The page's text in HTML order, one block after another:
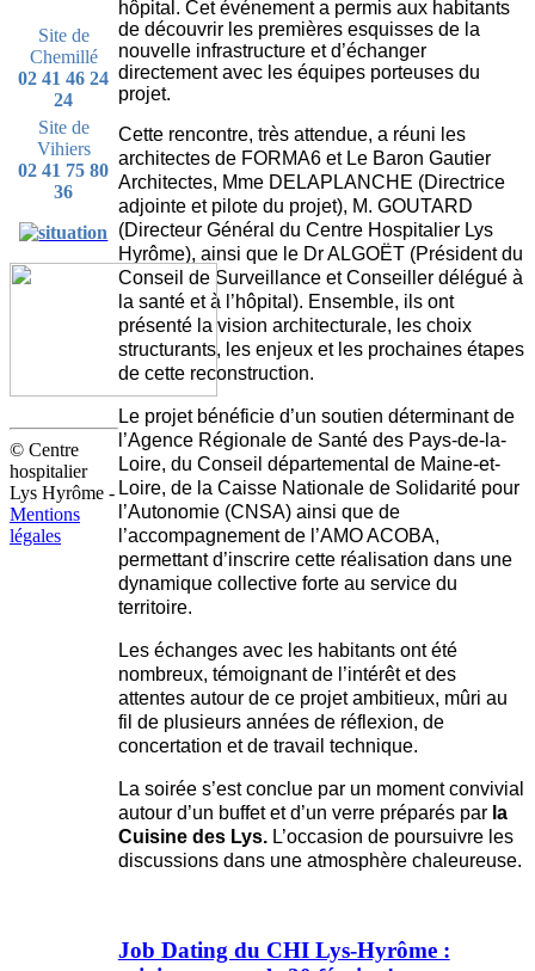
hôpital. Cet événement a permis aux habitants
de découvrir les premières esquisses de la
nouvelle infrastructure et d’échanger
directement avec les équipes porteuses du
projet.
Cette rencontre, très attendue, a réuni les
architectes de FORMA6 et Le Baron Gautier
Architectes, Mme DELAPLANCHE (Directrice
adjointe et pilote du projet), M. GOUTARD
(Directeur Général du Centre Hospitalier Lys
Hyrôme), ainsi que le Dr ALGOËT (Président du
Conseil de Surveillance et Conseiller délégué à
la santé et à l’hôpital). Ensemble, ils ont
présenté la vision architecturale, les choix
structurants, les enjeux et les prochaines étapes
de cette reconstruction.
Le projet bénéficie d’un soutien déterminant de
l’Agence Régionale de Santé des Pays-de-la-
Loire, du Conseil départemental de Maine-et-
Loire, de la Caisse Nationale de Solidarité pour
l’Autonomie (CNSA) ainsi que de
l’accompagnement de l’AMO ACOBA,
permettant d’inscrire cette réalisation dans une
dynamique collective forte au service du
territoire.
Les échanges avec les habitants ont été
nombreux, témoignant de l’intérêt et des
attentes autour de ce projet ambitieux, mûri au
fil de plusieurs années de réflexion, de
concertation et de travail technique.
La soirée s’est conclue par un moment convivial
autour d’un buffet et d’un verre préparés parla
Cuisine des Lys.L’occasion de poursuivre les
discussions dans une atmosphère chaleureuse.
Job Dating du CHI Lys-Hyrôme :
Site de
Chemillé
02 41 46 24
24
Site de
Vihiers
02 41 75 80
36
© Centre
hospitalier
Lys Hyrôme -
Mentions
légales